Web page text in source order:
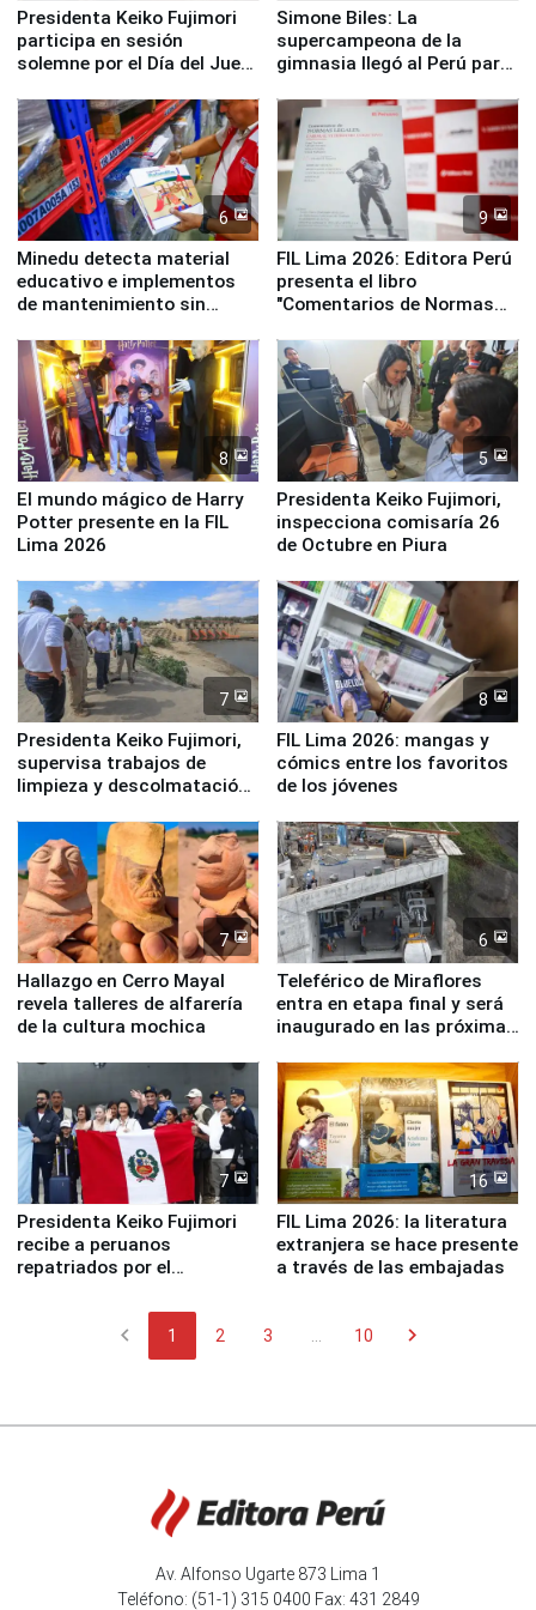
Presidenta Keiko Fujimori
participa en sesión
solemne por el Día del Juez
Simone Biles: La
supercampeona de la
gimnasia llegó al Perú para
Panamericanos Lima 2027
6
Minedu detecta material
educativo e implementos
de mantenimiento sin
la UGEL 2
9
FIL Lima 2026: Editora Perú
presenta el libro
"Comentarios de Normas
Derecho Colectivo"
8
El mundo mágico de Harry
Potter presente en la FIL
Lima 2026
5
Presidenta Keiko Fujimori,
inspecciona comisaría 26
de Octubre en Piura
7
Presidenta Keiko Fujimori,
supervisa trabajos de
limpieza y descolmatación
8
FIL Lima 2026: mangas y
cómics entre los favoritos
de los jóvenes
7
Hallazgo en Cerro Mayal
revela talleres de alfarería
de la cultura mochica
6
Teleférico de Miraflores
entra en etapa final y será
inaugurado en las próximas
7
Presidenta Keiko Fujimori
recibe a peruanos
repatriados por el
16
FIL Lima 2026: la literatura
extranjera se hace presente
a través de las embajadas
chevron_left 1 2 3 10 chevron_right
Av. Alfonso Ugarte 873 Lima 1
Teléfono: (51-1) 315 0400 Fax: 431 2849